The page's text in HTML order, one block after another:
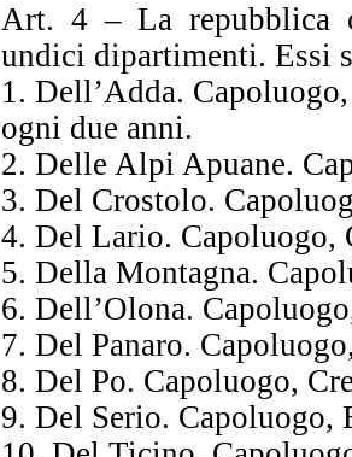
Art. 4 – La repubblica
undici dipartimenti. Essi
1. Dell’Adda.
ogni due anni.
2. Delle Alpi Apuane.
3. Del Crostolo.
4. Del Lario. Capoluogo,
5. Della Montagna.
6. Dell’Olona.
7. Del Panaro.
8. Del Po. Capoluogo,
9. Del Serio. Capoluogo,